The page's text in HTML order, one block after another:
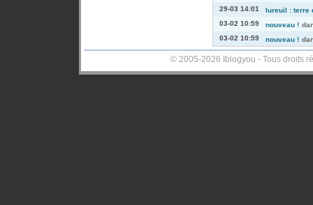
29-03 14:01
lureuil : terre
03-02 10:59
nouveau !
03-02 10:59
nouveau !
© 2005-2026 Iblogyou - Tous droits